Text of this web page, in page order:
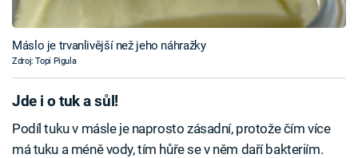
Máslo je trvanlivější než jeho náhražky
Zdroj: Topi Pigula
Jde i o tuk a sůl!
Podíl tuku v másle je naprosto zásadní, protože čím více
má tuku a méně vody, tím hůře se v něm daří bakteriím.